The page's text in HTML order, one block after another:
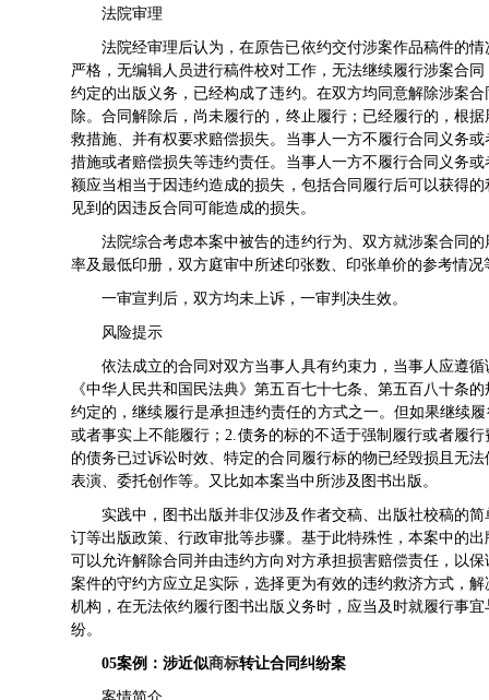
法院审理
法院经审理后认为，在原告已依约交付涉案作品稿件的
严格，无编辑人员进行稿件校对工作，无法继续履行涉案合
约定的出版义务，已经构成了违约。在双方均同意解除涉案
除。合同解除后，尚未履行的，终止履行；已经履行的，根
救措施、并有权要求赔偿损失。当事人一方不履行合同义务
措施或者赔偿损失等违约责任。当事人一方不履行合同义务
额应当相当于因违约造成的损失，包括合同履行后可以获得
见到的因违反合同可能造成的损失。
法院综合考虑本案中被告的违约行为、双方就涉案合同
率及最低印册，双方庭审中所述印张数、印张单价的参考情
一审宣判后，双方均未上诉，一审判决生效。
风险提示
依法成立的合同对双方当事人具有约束力，当事人应遵
《中华人民共和国民法典》第五百七十七条、第五百八十条
约定的，继续履行是承担违约责任的方式之一。但如果继续
或者事实上不能履行；2.债务的标的不适于强制履行或者履
的债务已过诉讼时效、特定的合同履行标的物已经毁损且无
表演、委托创作等。又比如本案当中所涉及图书出版。
实践中，图书出版并非仅涉及作者交稿、出版社校稿的
订等出版政策、行政审批等步骤。基于此特殊性，本案中的
可以允许解除合同并由违约方向对方承担损害赔偿责任，以
案件的守约方应立足实际，选择更为有效的违约救济方式，
机构，在无法依约履行图书出版义务时，应当及时就履行事
纷。
05案例： 涉近似商标转让合同纠纷案